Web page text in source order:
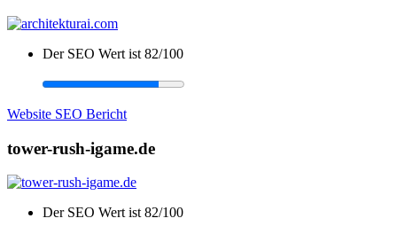
Der SEO Wert ist 82/100
Website SEO Bericht
tower-rush-igame.de
Der SEO Wert ist 82/100